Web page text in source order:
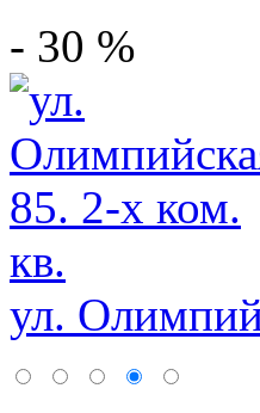
- 30 %
ул.